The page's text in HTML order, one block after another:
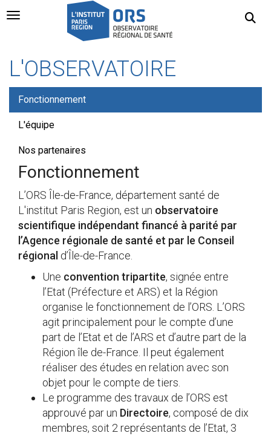
Navigation Toggle
L'OBSERVATOIRE
Fonctionnement
L'équipe
Nos partenaires
Fonctionnement
L’ORS Île-de-France, département santé de
L'institut Paris Region, est un observatoire
scientifique indépendant financé à parité par
l’Agence régionale de santé et par le Conseil
régional d’Île-de-France.
Une convention tripartite, signée entre
l’Etat (Préfecture et ARS) et la Région
organise le fonctionnement de l’ORS. L’ORS
agit principalement pour le compte d’une
part de l’Etat et de l’ARS et d’autre part de la
Région île de-France. Il peut également
réaliser des études en relation avec son
objet pour le compte de tiers.
Le programme des travaux de l’ORS est
approuvé par un Directoire, composé de dix
membres, soit 2 représentants de l’Etat, 3